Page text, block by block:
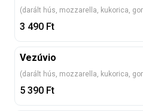
(darált hús, mozzarella, kukorica,
3 490 Ft
Vezúvio
(darált hús, mozzarella, kukorica,
5 390 Ft